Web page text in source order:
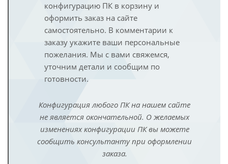
конфигурацию ПК в корзину и
оформить заказ на сайте
самостоятельно. В комментарии к
заказу укажите ваши персональные
пожелания. Мы с вами свяжемся,
уточним детали и сообщим по
готовности.
Конфигурация любого ПК на нашем сайте
не является окончательной. О желаемых
изменениях конфигурации ПК вы можете
сообщить консультанту при оформлении
заказа.